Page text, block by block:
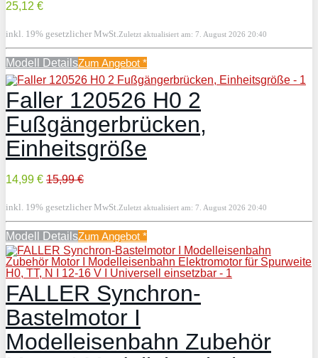
25,12 €
inkl. 19% gesetzlicher MwSt. Zuletzt aktualisiert am: 7. August 2026 20:40
Modell DetailsZum Angebot *
Faller 120526 H0 2
Fußgängerbrücken,
Einheitsgröße
14,99 € 15,99 €
inkl. 19% gesetzlicher MwSt. Zuletzt aktualisiert am: 7. August 2026 20:40
Modell DetailsZum Angebot *
FALLER Synchron-
Bastelmotor I
Modelleisenbahn Zubehör